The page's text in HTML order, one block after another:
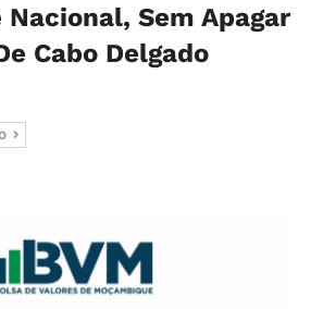
Nacional, Sem Apagar
Cabo Delgado